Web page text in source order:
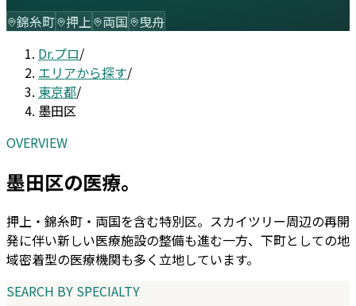
錦糸町 押上 両国
曳舟
Dr.プロ/
エリアから探す/
東京都/
墨田区
OVERVIEW
墨田区の医療。
押上・錦糸町・両国を含む特別区。スカイツリー周辺の再開
発に伴い新しい医療施設の整備も進む一方、下町としての地
域密着型の医療機関も多く立地しています。
SEARCH BY SPECIALTY